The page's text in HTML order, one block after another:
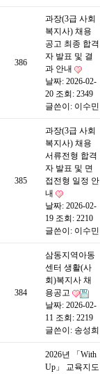
386
과장(3급 사회
복지사) 채용
공고 최종 합격
자 발표 및 결
과 안내
날짜: 2026-02-
20 조회: 2349
글쓴이: 이수민
385
과장(3급 사회
복지사) 채용
서류전형 합격
자 발표 및 면
접전형 일정 안
내
날짜: 2026-02-
19 조회: 2210
글쓴이: 이수민
384
삼동지역아동
센터 생활(사
회)복지사 채
용공고
날짜: 2026-02-
11 조회: 2219
글쓴이: 송성희
2026년 「With
Up」 교육지도